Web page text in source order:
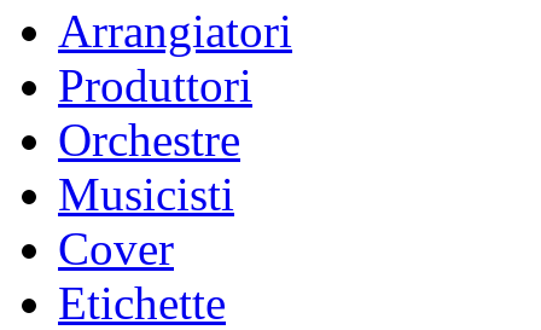
Arrangiatori
Produttori
Orchestre
Musicisti
Cover
Etichette